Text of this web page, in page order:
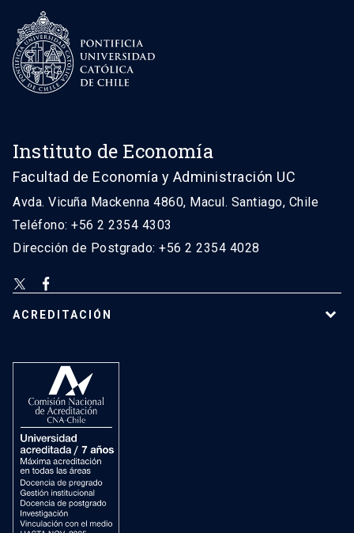
Instituto de Economía
Facultad de Economía y Administración UC
Avda. Vicuña Mackenna 4860, Macul. Santiago, Chile
Teléfono: +56 2 2354 4303
Dirección de Postgrado: +56 2 2354 4028
ACREDITACIÓN